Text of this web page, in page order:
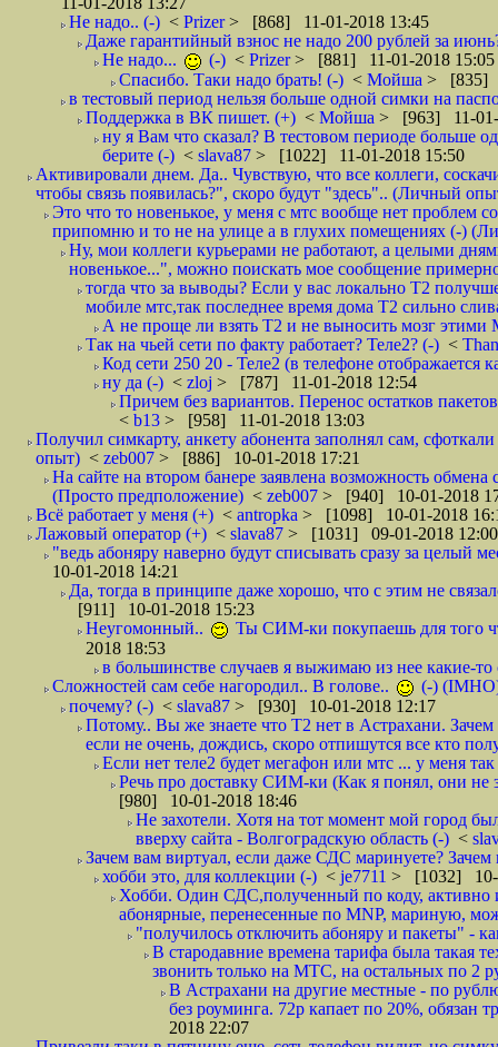
Не надо.. (-) < Prizer> [868] 11-01-2018 13:45
Даже гарантийный взнос не надо 200 рублей за
Не надо...
(-) < Prizer> [881] 11-01-2018 15:05
Спасибо. Таки надо брать! (-) < Мойша > [835]
в тестовый период нельзя больше одной симки на
Поддержка в ВК пишет. (+) < Мойша > [963] 11-01-
ну я Вам что сказал? В тестовом периоде больше
берите (-) < slava87 > [1022] 11-01-2018 15:50
Активировали днем. Да.. Чувствую, что все коллеги,
чтобы связь появилась?", скоро будут "здесь".. (Личный
Это что то новенькое, у меня с мтс вообще нет проблем
припомню и то не на улице а в глухих помещениях (-)
Ну, мои коллеги курьерами не работают, а целыми
новенькое...", можно поискать мое сообщение
тогда что за выводы? Если у вас локально Т2
мобиле мтс,так последнее время дома Т2 сильно
А не проще ли взять Т2 и не выносить мозг
Так на чьей сети по факту работает? Теле2? (-) <
Код сети 250 20 - Теле2 (в телефоне отображается
ну да (-) < zloj > [787] 11-01-2018 12:54
Причем без вариантов. Перенос остатков
< b13 > [958] 11-01-2018 13:03
Получил симкарту, анкету абонента заполнял сам,
опыт) < zeb007 > [886] 10-01-2018 17:21
На сайте на втором банере заявлена возможность
(Просто предположение) < zeb007 > [940] 10-01-2018
Всё работает у меня (+) < antropka > [1098] 10-01-2018
Лажовый оператор (+) < slava87 > [1031] 09-01-2018 12:00
"ведь абоняру наверно будут списывать сразу за целый
10-01-2018 14:21
Да, тогда в принципе даже хорошо, что с этим не
[911] 10-01-2018 15:23
Неугомонный..
Ты СИМ-ки покупаешь для того
2018 18:53
в большинстве случаев я выжимаю из нее какие-то
Сложностей сам себе нагородил.. В голове..
(-)
почему? (-) < slava87 > [930] 10-01-2018 12:17
Потому.. Вы же знаете что Т2 нет в Астрахани.
если не очень, дождись, скоро отпишутся все кто
Если нет теле2 будет мегафон или мтс ... у меня
Речь про доставку СИМ-ки (Как я понял, они не
[980] 10-01-2018 18:46
Не захотели. Хотя на тот момент мой город
вверху сайта - Волгоградскую область (-) <
Зачем вам виртуал, если даже СДС маринуете?
хобби это, для коллекции (-) < je7711 > [1032] 10-
Хобби. Один СДС,полученный по коду, активно
абонярные, перенесенные по MNP, мариную,
"получилось отключить абоняру и пакеты" -
В стародавние времена тарифа была такая
звонить только на МТС, на остальных по 2
В Астрахани на другие местные - по
без роуминга. 72р капает по 20%, обязан
2018 22:07